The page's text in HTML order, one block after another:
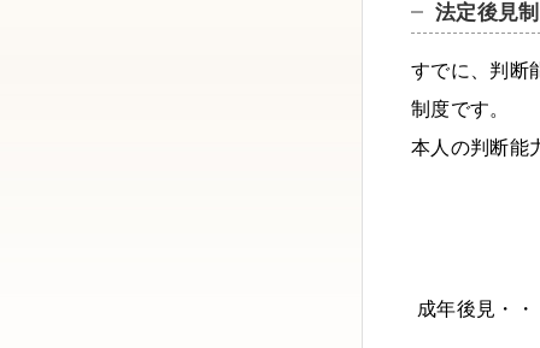
法定後見
すでに、判断
制度です。
本人の判断能
成年後見・・